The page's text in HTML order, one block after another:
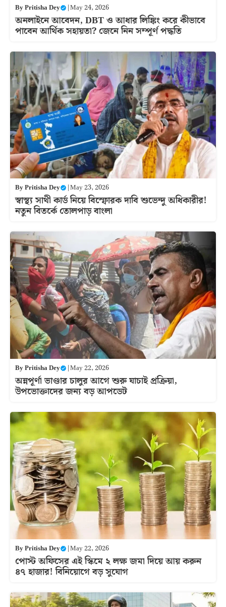
ByPritisha Dey |May 24, 2026
অনলাইনে আবেদন, DBT ও আধার লিঙ্কিং করে কীভাবে
পাবেন আর্থিক সহায়তা? জেনে নিন সম্পূর্ণ পদ্ধতি
ByPritisha Dey |May 23, 2026
স্বাস্থ্য সাথী কার্ড নিয়ে বিস্ফোরক দাবি শুভেন্দু অধিকারীর!
নতুন বিতর্কে তোলপাড় বাংলা
ByPritisha Dey |May 22, 2026
অন্নপূর্ণা ভাণ্ডার চালুর আগে শুরু যাচাই প্রক্রিয়া,
উপভোক্তাদের জন্য বড় আপডেট
ByPritisha Dey |May 22, 2026
পোস্ট অফিসের এই স্কিমে ২ লক্ষ জমা দিয়ে আয় করুন
৪৭ হাজার! বিনিয়োগে বড় সুযোগ